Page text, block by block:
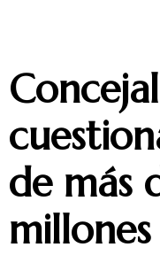
de más
millones